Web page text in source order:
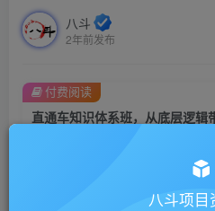
八斗
2年前发布
直通车知识体系班，从底层逻辑
9.9
付费阅读
八斗项目